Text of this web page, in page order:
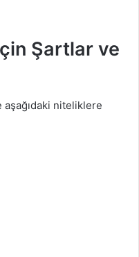
Şartlar ve
aşağıdaki niteliklere